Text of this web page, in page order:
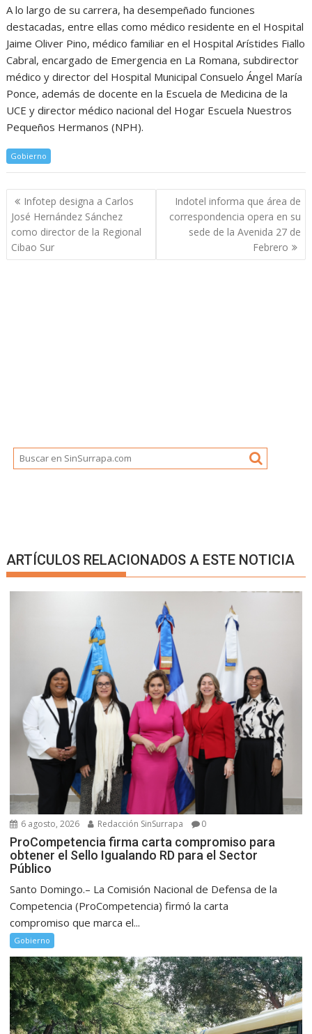
A lo largo de su carrera, ha desempeñado funciones
destacadas, entre ellas como médico residente en el Hospital
Jaime Oliver Pino, médico familiar en el Hospital Arístides Fiallo
Cabral, encargado de Emergencia en La Romana, subdirector
médico y director del Hospital Municipal Consuelo Ángel María
Ponce, además de docente en la Escuela de Medicina de la
UCE y director médico nacional del Hogar Escuela Nuestros
Pequeños Hermanos (NPH).
Gobierno
Navegación
de
entradas
Infotep designa a Carlos
José Hernández Sánchez
como director de la Regional
Cibao Sur
Indotel informa que área de
correspondencia opera en su
sede de la Avenida 27 de
Febrero
ARTÍCULOS RELACIONADOS A ESTE NOTICIA
6 agosto, 2026 Redacción SinSurrapa 0
ProCompetencia firma carta compromiso para
obtener el Sello Igualando RD para el Sector
Público
Santo Domingo.– La Comisión Nacional de Defensa de la
Competencia (ProCompetencia) firmó la carta
compromiso que marca el...
Gobierno